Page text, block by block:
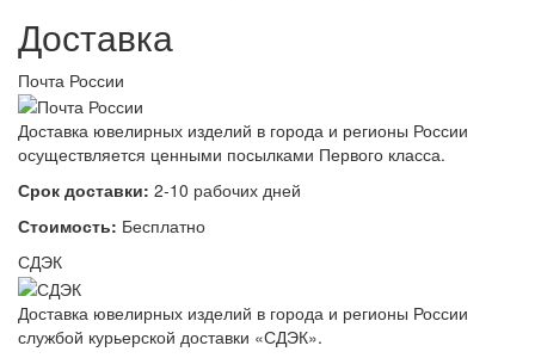
Доставка
Почта России
Доставка ювелирных изделий в города и регионы России
осуществляется ценными посылками Первого класса.
Срок доставки: 2-10 рабочих дней
Стоимость: Бесплатно
СДЭК
Доставка ювелирных изделий в города и регионы России
службой курьерской доставки «СДЭК».